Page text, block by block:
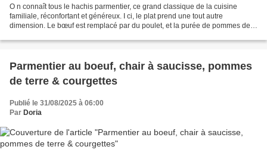
O n connaît tous le hachis parmentier, ce grand classique de la cuisine
familiale, réconfortant et généreux. I ci, le plat prend une tout autre
dimension. Le bœuf est remplacé par du poulet, et la purée de pommes de
Parmentier au boeuf, chair à saucisse, pommes
de terre & courgettes
Publié le 31/08/2025 à 06:00
Par Doria